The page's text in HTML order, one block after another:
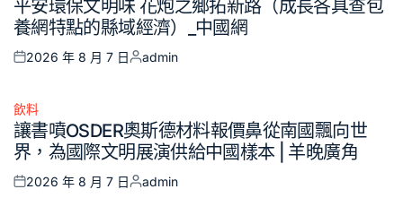
in
平安環保文明味 花炮之鄉拓新路（成長各具查包
養網特點的縣域經濟）_中國網
Posted
2026 年 8 月 7 日
Posted
admin
Posted
in
飲料
讓書噴OSDER奧斯德材料報價鼻從南國飄向世
界，為國際文明展演供給中國樣本 | 羊晚廣角
Posted
2026 年 8 月 7 日
Posted
admin